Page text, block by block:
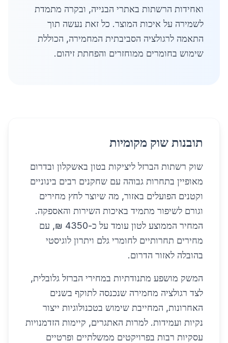
ואחידות הרשתות באתרי הבנייה, ובקרה מתמדת
לשמירה על איכות המוצר. כל זאת נעשה תוך
התאמה לרגולציה הסביבתית המחמירה, הכוללת
שימוש בחומרים ממוחזרים והפחתת זיהום.
תובנות שוק מקומיות
שוק רשתות הברזל ליציקות בטון באשקלון ובדרום
מאופיין בתחרות גבוהה עם שחקנים רבים בינוניים
וקטנים הפועלים באזור, מה שיוצר לחץ מחירים
וגורם לשיפור מתמיד באיכות השירות והאספקה.
המחיר הממוצע לטון עומד על כ-4350 ₪, עם
מחירים תחרותיים לחומרי גלם ויתרון לוגיסטי
בהובלה לאזור הדרום.
המשק מושפע מתנודתיות במחירי הברזל גלובלית,
לצד רגולציה מחמירה שנכנסה לתוקף בשנים
האחרונות, המחייבת שימוש בטכנולוגיות ייצור
נקיות ועמידות. למרות האתגרים, קיימות הזדמנויות
עסקיות רבות בפרויקטים ממשלתיים ופרטיים